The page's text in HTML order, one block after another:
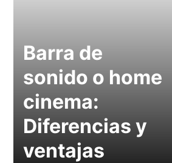
Barra de
sonido o home
cinema:
Diferencias y
ventajas